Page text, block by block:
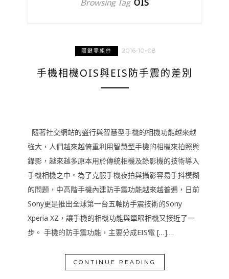
Browsing Tag OIS
關鍵零組件 2016-10-08
手機相機OIS與EIS防手震的差別
隨著社交網站的盛行與智慧型手機的相機功能越來越
強大，人們越來越倚重利用智慧型手機的相機來拍照與
錄影，越來越多原本用於傳統相機及錄影機的技術導入
手機相機之中。為了克服手機夜拍與攝影容易手抖模糊
的問題，中高階手機內建防手震功能越來越普遍，日前
Sony更是推出全球第一台五軸防手震技術的Sony
Xperia XZ，讓手機的相機功能與單眼相機又接近了一
步。 手機的防手震功能，主要分成EIS電 […]…
CONTINUE READING